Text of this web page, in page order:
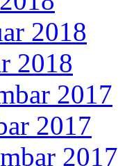
2018
2018
2017
2017
2017